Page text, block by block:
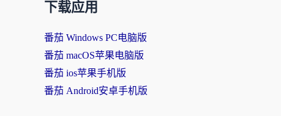
下载应用
番茄 Windows PC电脑版
番茄 macOS苹果电脑版
番茄 ios苹果手机版
番茄 Android安卓手机版